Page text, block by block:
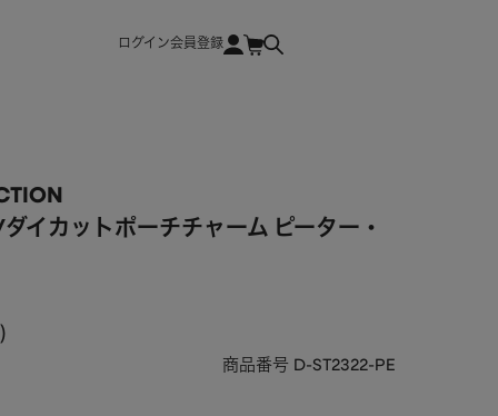
ログイン会員登録
イカットポーチチャーム ピーター・
商品番号 D-ST2322-PE